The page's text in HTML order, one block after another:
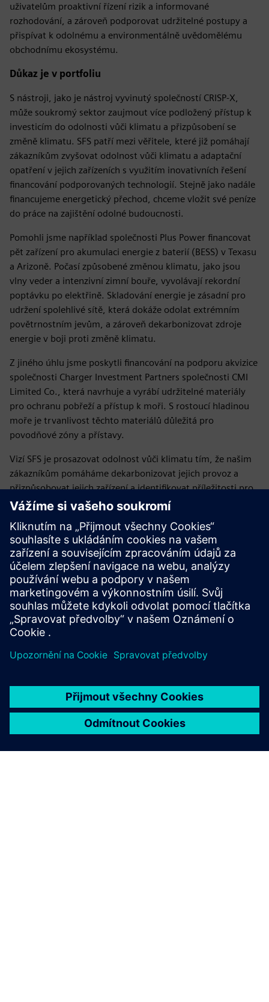
uživatelům proaktivní řízení rizik a informované
rozhodování, a zároveň podporovat udržitelné postupy a
přispívat k odolnému a environmentálně uvědomělému
obchodnímu ekosystému.
Důkaz je v portfoliu
S nástroji, jako je nástroj vyvinutý společností CRISP-X,
může soukromý sektor zaujmout více podložený přístup k
investicím do odolnosti vůči klimatu a přizpůsobení se
změně klimatu. SFS patří mezi věřitele, které již pomáhají
zákazníkům zvyšovat odolnost vůči klimatu a adaptační
opatření v jejich zařízeních s využitím inovativních řešení
financování podporovaných technologií. Stejně jako nadále
financujeme energetický přechod, chceme vložit své peníze
do práce na zajištění odolné budoucnosti.
Pomohli jsme například společnosti Plus Power financovat
pět zařízení pro akumulaci energie z baterií (BESS) v Texasu
a Arizoně. Počasí způsobené změnou klimatu, jako jsou
vlny veder a intenzivní zimní bouře, vyvolávají rekordní
poptávku po elektřině. Skladování energie je zásadní pro
udržení spolehlivé sítě, která dokáže odolat extrémním
povětrnostním jevům, a zároveň dekarbonizovat zdroje
energie v boji proti změně klimatu.
Z jiného úhlu jsme poskytli financování na podporu akvizice
společnosti Charger Investment Partners společnosti CMI
Limited Co., která navrhuje a vyrábí udržitelné materiály
pro ochranu pobřeží a přístup k moři. S rostoucí hladinou
moře je trvanlivost těchto materiálů důležitá pro
povodňové zóny a přístavy.
Vizí SFS je prosazovat odolnost vůči klimatu tím, že našim
zákazníkům pomáháme dekarbonizovat jejich provoz a
přizpůsobovat jejich zařízení a identifikovat příležitosti pro
růst.
Závěr
Dopady změny klimatu jsou zničující a je zásadní, aby
veřejný i soukromý sektor přijal opatření ke zmírnění a
přizpůsobení se. S inteligentními technologiemi a
zvýšeným financováním můžeme vybudovat odolnější
budoucnost.